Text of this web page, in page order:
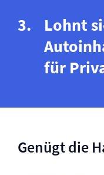
Lohnt
für
Genügt die